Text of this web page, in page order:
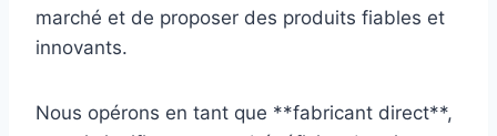
marché et de proposer des produits fiables et
innovants.
Nous opérons en tant que **fabricant direct**,